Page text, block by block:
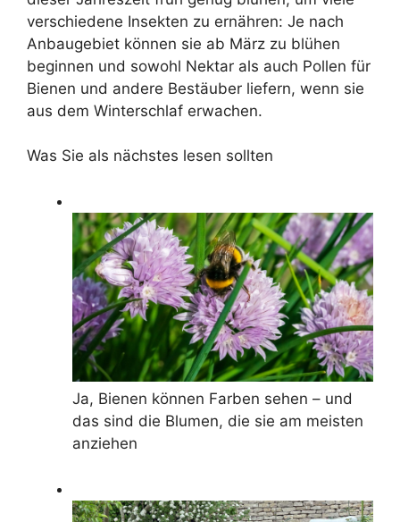
verschiedene Insekten zu ernähren: Je nach
Anbaugebiet können sie ab März zu blühen
beginnen und sowohl Nektar als auch Pollen für
Bienen und andere Bestäuber liefern, wenn sie
aus dem Winterschlaf erwachen.
Was Sie als nächstes lesen sollten
Ja, Bienen können Farben sehen – und
das sind die Blumen, die sie am meisten
anziehen